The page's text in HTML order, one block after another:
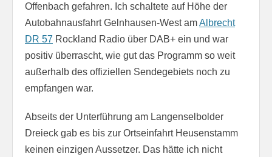
Offenbach gefahren. Ich schaltete auf Höhe der
Autobahnausfahrt Gelnhausen-West amAlbrecht
DR 57 Rockland Radio über DAB+ ein und war
positiv überrascht, wie gut das Programm so weit
außerhalb des offiziellen Sendegebiets noch zu
empfangen war.
Abseits der Unterführung am Langenselbolder
Dreieck gab es bis zur Ortseinfahrt Heusenstamm
keinen einzigen Aussetzer. Das hätte ich nicht